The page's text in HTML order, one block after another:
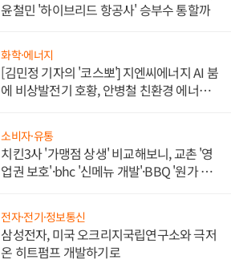
윤철민 '하이브리드 항공사' 승부수 통할까
화학·에너지
[김민정 기자의 '코스뽀'] 지엔씨에너지 AI 붐
에 비상발전기 호황, 안병철 친환경 에너지
소비자·유통
치킨3사 '가맹점 상생' 비교해보니, 교촌 '영
업권 보호'·bhc '신메뉴 개발'·BBQ '원가 부
전자·전기·정보통신
삼성전자, 미국 오크리지국립연구소와 극저
온 히트펌프 개발하기로